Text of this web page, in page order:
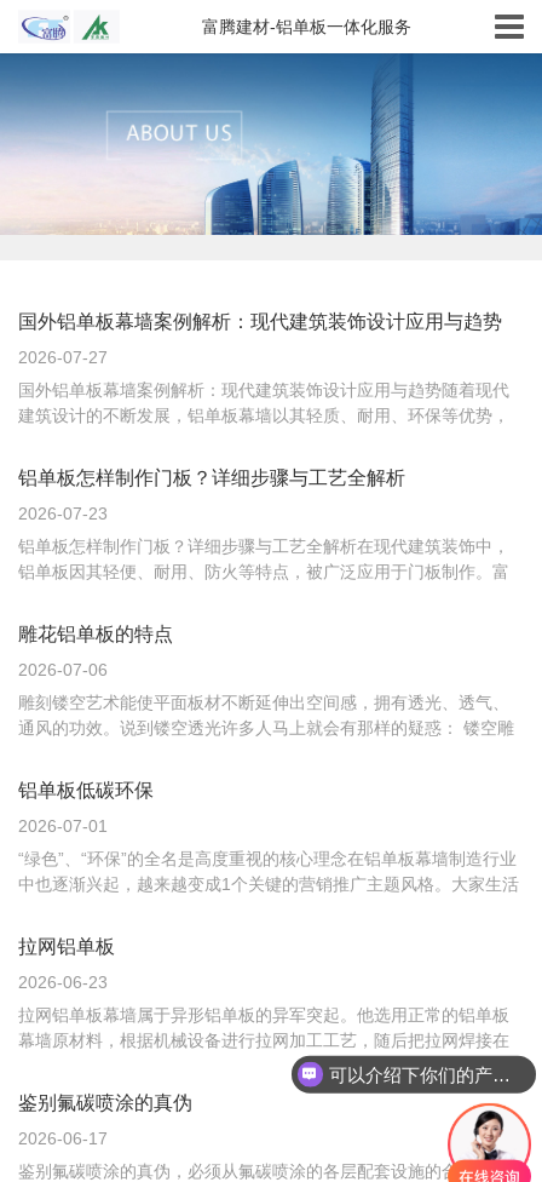
国外铝单板幕墙案例解析：现代建筑装饰设计应用与趋势
2026-07-27
国外铝单板幕墙案例解析：现代建筑装饰设计应用与趋势随着现代
建筑设计的不断发展，铝单板幕墙以其轻质、耐用、环保等优势，
探讨铝单板幕墙的设计应用及未来趋势。一、铝单板幕墙的现代设
计应用在国外，铝单板幕墙被广泛应用于商业综合体、机场、博物
馆等公共建...
铝单板怎样制作门板？详细步骤与工艺全解析
2026-07-23
铝单板怎样制作门板？详细步骤与工艺全解析在现代建筑装饰中，
铝单板因其轻便、耐用、防火等特点，被广泛应用于门板制作。富
质铝单板门板解决方案。以下是铝单板制作门板的详细步骤与工艺
解析。选材与切割首先，选用优质铝合金板材作为基材，厚度通常
为1.5m...
雕花铝单板的特点
2026-07-06
雕刻镂空艺术能使平面板材不断延伸出空间感，拥有透光、透气、
通风的功效。说到镂空透光许多人马上就会有那样的疑惑： 镂空雕
单板关键由专用单层铝合金板为基材、先后历经数控精雕，冲压裁
剪，再历经数控折弯等技术成型、表面再历经氟碳喷涂处理而产生
的幕墙...
铝单板低碳环保
2026-07-01
“绿色”、“环保”的全名是高度重视的核心理念在铝单板幕墙制造行业
中也逐渐兴起，越来越变成1个关键的营销推广主题风格。大家生活
关心，她们更为亲睐绿色、环保装饰材料。尽管对低碳环保较为关
心，但顾客对绿色消费却知道很少。因而，铝单板幕墙在生产厂家
的...
拉网铝单板
2026-06-23
拉网铝单板幕墙属于异形铝单板的异军突起。他选用正常的铝单板
幕墙原材料，根据机械设备进行拉网加工工艺，随后把拉网焊接在
铝合金板所做的包边上，在打磨抛光喷涂而制成的铝单板幕墙类
型。在样式、材质和颜色方面有普遍的选择性，能够保证每一工程
项目有着独特的外观。拉网铝单板幕墙是根据独特的制造工艺在金
属薄片表面一...
鉴别氟碳喷涂的真伪
2026-06-17
鉴别氟碳喷涂的真伪，必须从氟碳喷涂的各层配套设施的合理化及
富腾建材-铝单板一体化服务
可以介绍下你们的产品么
你们是怎么收费的呢